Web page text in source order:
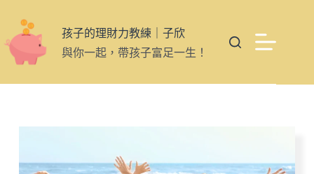
孩子的理財力教練｜子欣
與你一起，帶孩子富足一生！